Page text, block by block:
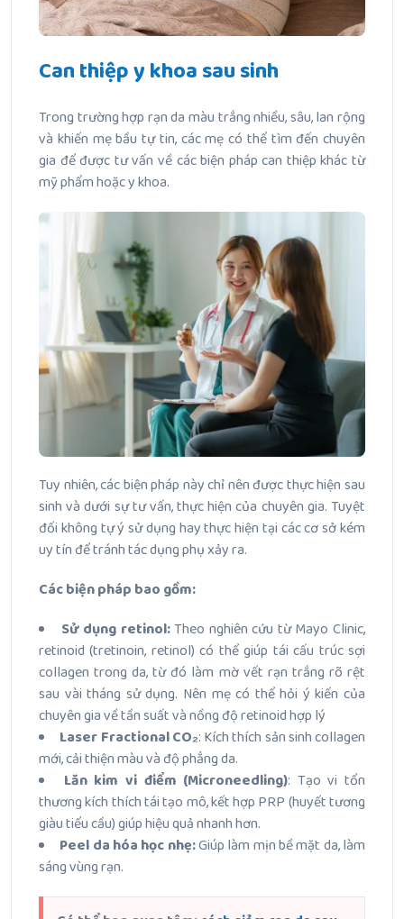
Can thiệp y khoa sau sinh
Trong trường hợp rạn da màu trắng nhiều, sâu, lan rộng
và khiến mẹ bầu tự tin, các mẹ có thể tìm đến chuyên
gia để được tư vấn về các biện pháp can thiệp khác từ
mỹ phẩm hoặc y khoa.
Tuy nhiên, các biện pháp này chỉ nên được thực hiện sau
sinh và dưới sự tư vấn, thực hiện của chuyên gia. Tuyệt
đối không tự ý sử dụng hay thực hiện tại các cơ sở kém
uy tín để tránh tác dụng phụ xảy ra.
Các biện pháp bao gồm:
Sử dụng retinol:Theo nghiên cứu từ Mayo Clinic,
retinoid (tretinoin, retinol) có thể giúp tái cấu trúc sợi
collagen trong da, từ đó làm mờ vết rạn trắng rõ rệt
sau vài tháng sử dụng. Nên mẹ có thể hỏi ý kiến của
chuyên gia về tần suất và nồng độ retinoid hợp lý
Laser Fractional CO₂: Kích thích sản sinh collagen
mới, cải thiện màu và độ phẳng da.
Lăn kim vi điểm (Microneedling): Tạo vi tổn
thương kích thích tái tạo mô, kết hợp PRP (huyết tương
giàu tiểu cầu) giúp hiệu quả nhanh hơn.
Peel da hóa học nhẹ:Giúp làm mịn bề mặt da, làm
sáng vùng rạn.